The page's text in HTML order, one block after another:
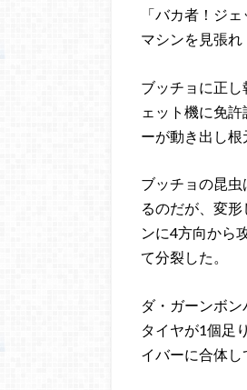
「バカ者！ジ
マシンを見張れ
ブッチョに正
ェット機に免
ーが動き出し根
ブッチョの昆
るのだが、変
ンに4方向から
て分裂した。
ダ・ガーンボ
タイヤが1個足
イバーに合体し